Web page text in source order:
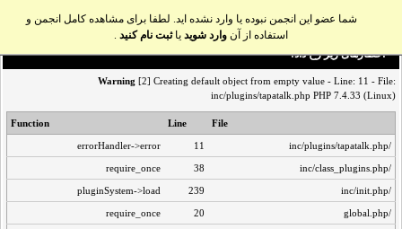
شما عضو این انجمن نبوده یا وارد نشده اید. لطفا برای مشاهده کامل انجمن و
استفاده از آن وارد شوید یاثبت نام کنید .
اخطار‌های زیر رخ داد:
Warning [2] Creating default object from empty value - Line: 11 - File:
inc/plugins/tapatalk.php PHP 7.4.33 (Linux)
File
Line
Function
/inc/plugins/tapatalk.php
11
errorHandler->error
/inc/class_plugins.php
38
require_once
/inc/init.php
239
pluginSystem->load
/global.php
20
require_once